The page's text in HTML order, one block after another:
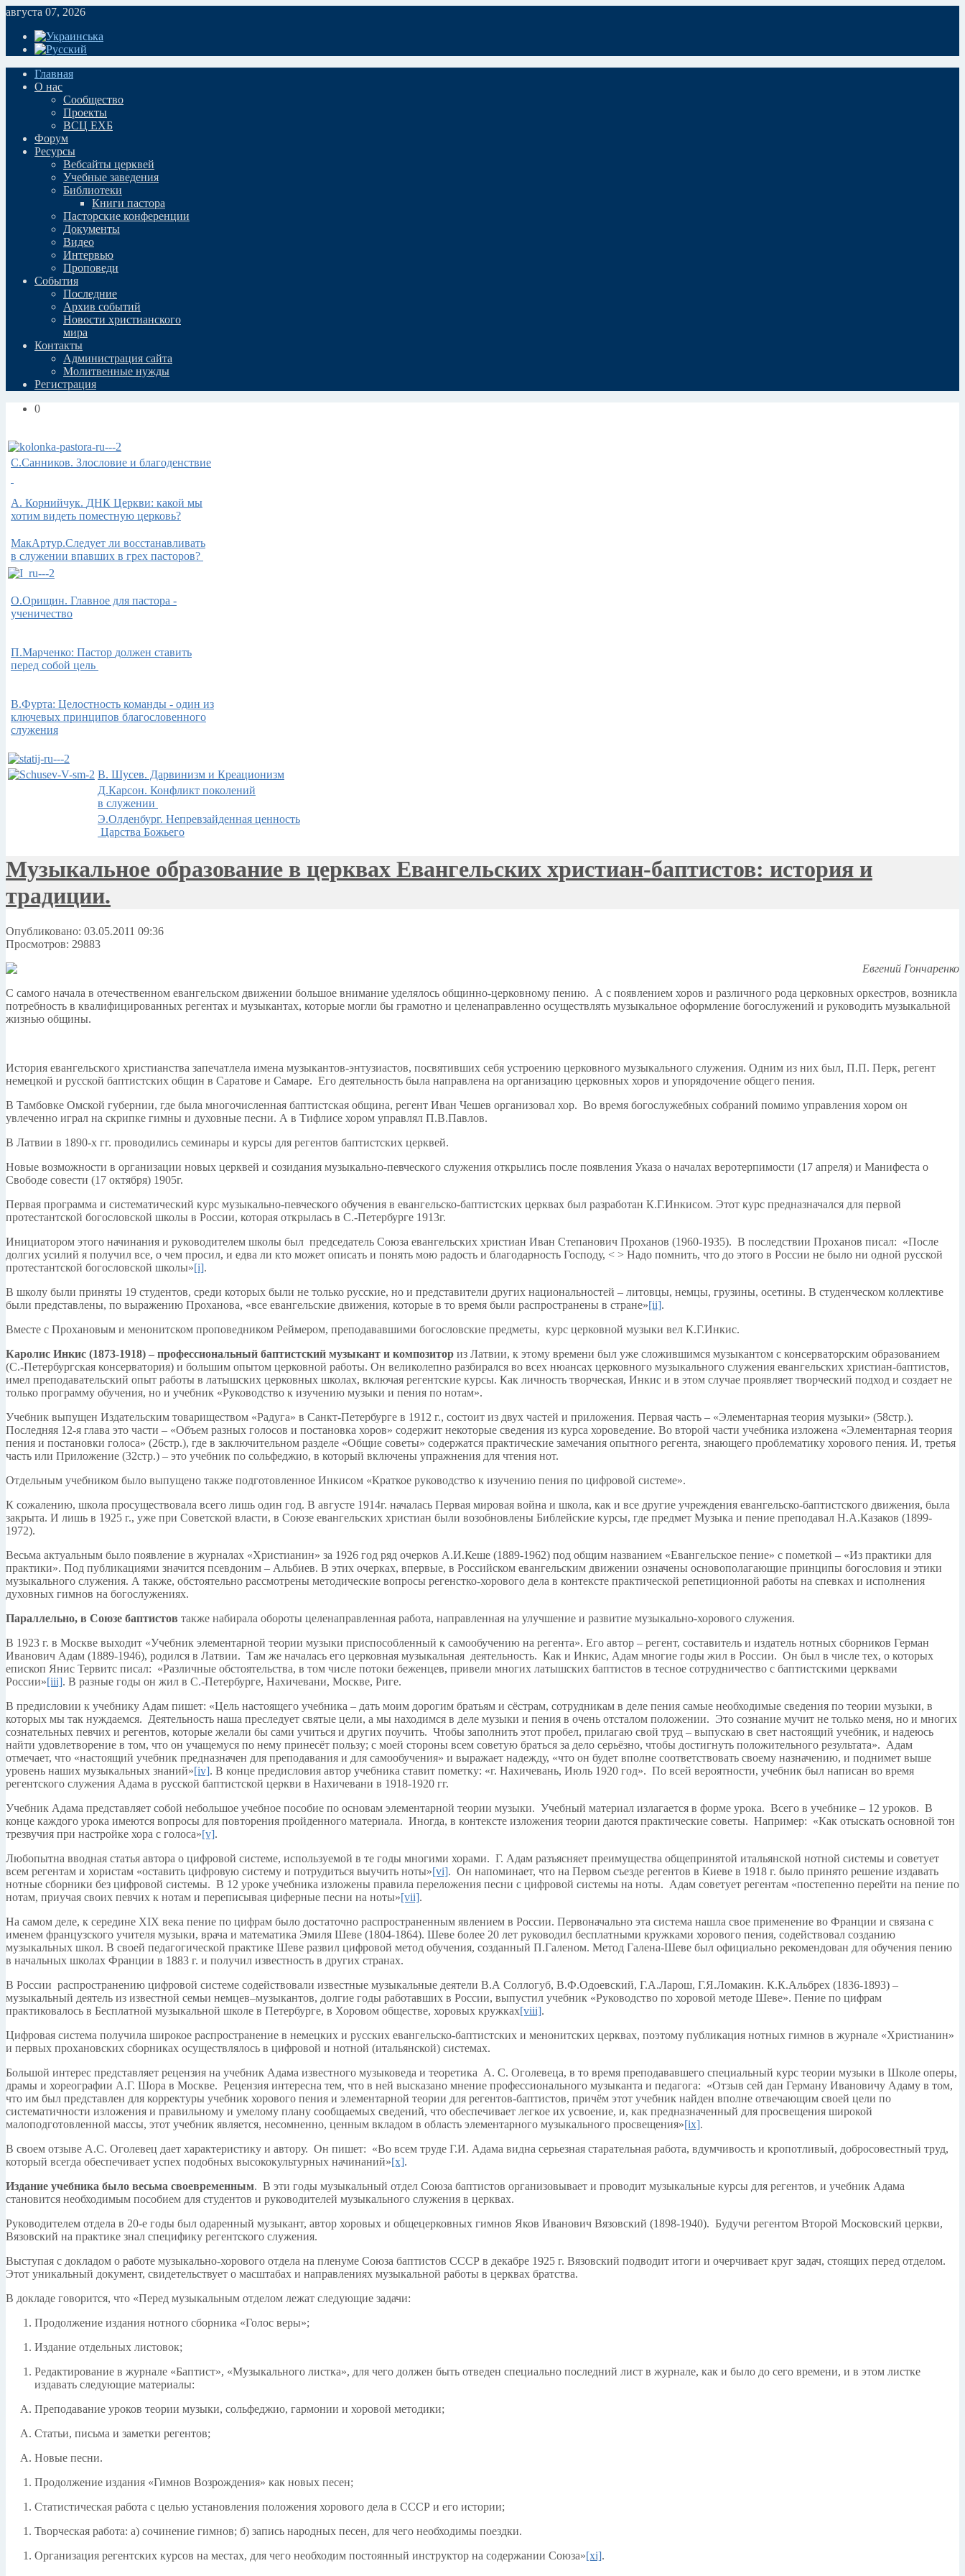
августа 07, 2026
Главная
О нас
Сообщество
Проекты
ВСЦ ЕХБ
Форум
Ресурсы
Вебсайты церквей
Учебные заведения
Библиотеки
Книги пастора
Пасторские конференции
Документы
Видео
Интервью
Проповеди
События
Последние
Архив событий
Новости христианского
мира
Контакты
Администрация сайта
Молитвенные нужды
Регистрация
0
С.Санников. Злословие и благоденствие
А. Корнийчук. ДНК Церкви: какой мы
хотим видеть поместную церковь?
МакАртур.Следует ли восстанавливать
в служении впавших в грех пасторов?
О.Орищин. Главное для пастора -
ученичество
П.Марченко: Пастор должен ставить
перед собой цель
В.Фурта: Целостность команды - один из
ключевых принципов благословенного
служения
В. Шусев. Дарвинизм и Креационизм
Д.Карсон. Конфликт поколений
в служении
Э.Олденбург. Непревзайденная ценность
Царства Божьего
Музыкальное образование в церквах Евангельских христиан-баптистов: история и
традиции.
Опубликовано: 03.05.2011 09:36
Просмотров: 29883
Евгений Гончаренко
С самого начала в отечественном евангельском движении большое внимание уделялось общинно-церковному пению. А с появлением хоров и различного рода церковных оркестров, возникла
потребность в квалифицированных регентах и музыкантах, которые могли бы грамотно и целенаправленно осуществлять музыкальное оформление богослужений и руководить музыкальной
жизнью общины.
История евангельского христианства запечатлела имена музыкантов-энтузиастов, посвятивших себя устроению церковного музыкального служения. Одним из них был, П.П. Перк, регент
немецкой и русской баптистских общин в Саратове и Самаре. Его деятельность была направлена на организацию церковных хоров и упорядочение общего пения.
В Тамбовке Омской губернии, где была многочисленная баптистская община, регент Иван Чешев организовал хор. Во время богослужебных собраний помимо управления хором он
увлеченно играл на скрипке гимны и духовные песни. А в Тифлисе хором управлял П.В.Павлов.
В Латвии в 1890-х гг. проводились семинары и курсы для регентов баптистских церквей.
Новые возможности в организации новых церквей и созидания музыкально-певческого служения открылись после появления Указа о началах веротерпимости (17 апреля) и Манифеста о
Свободе совести (17 октября) 1905г.
Первая программа и систематический курс музыкально-певческого обучения в евангельско-баптистских церквах был разработан К.Г.Инкисом. Этот курс предназначался для первой
протестантской богословской школы в России, которая открылась в С.-Петербурге 1913г.
Инициатором этого начинания и руководителем школы был председатель Союза евангельских христиан Иван Степанович Проханов (1960-1935). В последствии Проханов писал: «После
долгих усилий я получил все, о чем просил, и едва ли кто может описать и понять мою радость и благодарность Господу, < > Надо помнить, что до этого в России не было ни одной русской
протестантской богословской школы»[i].
В школу были приняты 19 студентов, среди которых были не только русские, но и представители других национальностей – литовцы, немцы, грузины, осетины. В студенческом коллективе
были представлены, по выражению Проханова, «все евангельские движения, которые в то время были распространены в стране»[ii].
Вместе с Прохановым и менонитском проповедником Реймером, преподававшими богословские предметы, курс церковной музыки вел К.Г.Инкис.
Каролис Инкис (1873-1918) – профессиональный баптистский музыкант и композитор из Латвии, к этому времени был уже сложившимся музыкантом с консерваторским образованием
(С.-Петербургская консерватория) и большим опытом церковной работы. Он великолепно разбирался во всех нюансах церковного музыкального служения евангельских христиан-баптистов,
имел преподавательский опыт работы в латышских церковных школах, включая регентские курсы. Как личность творческая, Инкис и в этом случае проявляет творческий подход и создает не
только программу обучения, но и учебник «Руководство к изучению музыки и пения по нотам».
Учебник выпущен Издательским товариществом «Радуга» в Санкт-Петербурге в 1912 г., состоит из двух частей и приложения. Первая часть – «Элементарная теория музыки» (58стр.).
Последняя 12-я глава это части – «Объем разных голосов и постановка хоров» содержит некоторые сведения из курса хороведение. Во второй части учебника изложена «Элементарная теория
пения и постановки голоса» (26стр.), где в заключительном разделе «Общие советы» содержатся практические замечания опытного регента, знающего проблематику хорового пения. И, третья
часть или Приложение (32стр.) – это учебник по сольфеджио, в который включены упражнения для чтения нот.
Отдельным учебником было выпущено также подготовленное Инкисом «Краткое руководство к изучению пения по цифровой системе».
К сожалению, школа просуществовала всего лишь один год. В августе 1914г. началась Первая мировая война и школа, как и все другие учреждения евангельско-баптистского движения, была
закрыта. И лишь в 1925 г., уже при Советской власти, в Союзе евангельских христиан были возобновлены Библейские курсы, где предмет Музыка и пение преподавал Н.А.Казаков (1899-
1972).
Весьма актуальным было появление в журналах «Христианин» за 1926 год ряд очерков А.И.Кеше (1889-1962) под общим названием «Евангельское пение» с пометкой – «Из практики для
практики». Под публикациями значится псевдоним – Альбиев. В этих очерках, впервые, в Российском евангельским движении означены основополагающие принципы богословия и этики
музыкального служения. А также, обстоятельно рассмотрены методические вопросы регенстко-хорового дела в контексте практической репетиционной работы на спевках и исполнения
духовных гимнов на богослужениях.
Параллельно, в Союзе баптистов также набирала обороты целенаправленная работа, направленная на улучшение и развитие музыкально-хорового служения.
В 1923 г. в Москве выходит «Учебник элементарной теории музыки приспособленный к самообучению на регента». Его автор – регент, составитель и издатель нотных сборников Герман
Иванович Адам (1889-1946), родился в Латвии. Там же началась его церковная музыкальная деятельность. Как и Инкис, Адам многие годы жил в России. Он был в числе тех, о которых
епископ Янис Тервитс писал: «Различные обстоятельства, в том числе потоки беженцев, привели многих латышских баптистов в тесное сотрудничество с баптистскими церквами
России»[iii]. В разные годы он жил в С.-Петербурге, Нахичевани, Москве, Риге.
В предисловии к учебнику Адам пишет: «Цель настоящего учебника – дать моим дорогим братьям и сёстрам, сотрудникам в деле пения самые необходимые сведения по теории музыки, в
которых мы так нуждаемся. Деятельность наша преследует святые цели, а мы находимся в деле музыки и пения в очень отсталом положении. Это сознание мучит не только меня, но и многих
сознательных певчих и регентов, которые желали бы сами учиться и других поучить. Чтобы заполнить этот пробел, прилагаю свой труд – выпускаю в свет настоящий учебник, и надеюсь
найти удовлетворение в том, что он учащемуся по нему принесёт пользу; с моей стороны всем советую браться за дело серьёзно, чтобы достигнуть положительного результата». Адам
отмечает, что «настоящий учебник предназначен для преподавания и для самообучения» и выражает надежду, «что он будет вполне соответствовать своему назначению, и поднимет выше
уровень наших музыкальных знаний»[iv]. В конце предисловия автор учебника ставит пометку: «г. Нахичевань, Июль 1920 год». По всей вероятности, учебник был написан во время
регентского служения Адама в русской баптистской церкви в Нахичевани в 1918-1920 гг.
Учебник Адама представляет собой небольшое учебное пособие по основам элементарной теории музыки. Учебный материал излагается в форме урока. Всего в учебнике – 12 уроков. В
конце каждого урока имеются вопросы для повторения пройденного материала. Иногда, в контексте изложения теории даются практические советы. Например: «Как отыскать основной тон
трезвучия при настройке хора с голоса»[v].
Любопытна вводная статья автора о цифровой системе, используемой в те годы многими хорами. Г. Адам разъясняет преимущества общепринятой итальянской нотной системы и советует
всем регентам и хористам «оставить цифровую систему и потрудиться выучить ноты»[vi]. Он напоминает, что на Первом съезде регентов в Киеве в 1918 г. было принято решение издавать
нотные сборники без цифровой системы. В 12 уроке учебника изложены правила переложения песни с цифровой системы на ноты. Адам советует регентам «постепенно перейти на пение по
нотам, приучая своих певчих к нотам и переписывая циферные песни на ноты»[vii].
На самом деле, к середине XIX века пение по цифрам было достаточно распространенным явлением в России. Первоначально эта система нашла свое применение во Франции и связана с
именем французского учителя музыки, врача и математика Эмиля Шеве (1804-1864). Шеве более 20 лет руководил бесплатными кружками хорового пения, содействовал созданию
музыкальных школ. В своей педагогической практике Шеве развил цифровой метод обучения, созданный П.Галеном. Метод Галена-Шеве был официально рекомендован для обучения пению
в начальных школах Франции в 1883 г. и получил известность в других странах.
В России распространению цифровой системе содействовали известные музыкальные деятели В.А Соллогуб, В.Ф.Одоевский, Г.А.Ларош, Г.Я.Ломакин. К.К.Альбрех (1836-1893) –
музыкальный деятель из известной семьи немцев–музыкантов, долгие годы работавших в России, выпустил учебник «Руководство по хоровой методе Шеве». Пение по цифрам
практиковалось в Бесплатной музыкальной школе в Петербурге, в Хоровом обществе, хоровых кружках[viii].
Цифровая система получила широкое распространение в немецких и русских евангельско-баптистских и менонитских церквах, поэтому публикация нотных гимнов в журнале «Христианин»
и первых прохановских сборниках осуществлялось в цифровой и нотной (итальянской) системах.
Большой интерес представляет рецензия на учебник Адама известного музыковеда и теоретика А. С. Оголевеца, в то время преподававшего специальный курс теории музыки в Школе оперы,
драмы и хореографии А.Г. Шора в Москве. Рецензия интересна тем, что в ней высказано мнение профессионального музыканта и педагога: «Отзыв сей дан Герману Ивановичу Адаму в том,
что им был представлен для корректуры учебник хорового пения и элементарной теории для регентов-баптистов, причём этот учебник найден вполне отвечающим своей цели по
систематичности изложения и правильному и умелому плану сообщаемых сведений, что обеспечивает легкое их усвоение, и, как предназначенный для просвещения широкой
малоподготовленной массы, этот учебник является, несомненно, ценным вкладом в область элементарного музыкального просвещения»[ix].
В своем отзыве А.С. Оголевец дает характеристику и автору. Он пишет: «Во всем труде Г.И. Адама видна серьезная старательная работа, вдумчивость и кропотливый, добросовестный труд,
который всегда обеспечивает успех подобных высококультурных начинаний»[x].
Издание учебника было весьма своевременным. В эти годы музыкальный отдел Союза баптистов организовывает и проводит музыкальные курсы для регентов, и учебник Адама
становится необходимым пособием для студентов и руководителей музыкального служения в церквах.
Руководителем отдела в 20-е годы был одаренный музыкант, автор хоровых и общецерковных гимнов Яков Иванович Вязовский (1898-1940). Будучи регентом Второй Московский церкви,
Вязовский на практике знал специфику регентского служения.
Выступая с докладом о работе музыкально-хорового отдела на пленуме Союза баптистов СССР в декабре 1925 г. Вязовский подводит итоги и очерчивает круг задач, стоящих перед отделом.
Этот уникальный документ, свидетельствует о масштабах и направлениях музыкальной работы в церквах братства.
В докладе говорится, что «Перед музыкальным отделом лежат следующие задачи:
Продолжение издания нотного сборника «Голос веры»;
Издание отдельных листовок;
Редактирование в журнале «Баптист», «Музыкального листка», для чего должен быть отведен специально последний лист в журнале, как и было до сего времени, и в этом листке
издавать следующие материалы:
Преподавание уроков теории музыки, сольфеджио, гармонии и хоровой методики;
Статьи, письма и заметки регентов;
Новые песни.
Продолжение издания «Гимнов Возрождения» как новых песен;
Статистическая работа с целью установления положения хорового дела в СССР и его истории;
Творческая работа: а) сочинение гимнов; б) запись народных песен, для чего необходимы поездки.
Организация регентских курсов на местах, для чего необходим постоянный инструктор на содержании Союза»[xi].